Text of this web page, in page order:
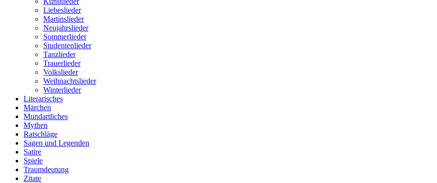
Liebeslieder
Martinslieder
Neujahrslieder
Sommerlieder
Studentenlieder
Tanzlieder
Trauerlieder
Volkslieder
Weihnachtslieder
Winterlieder
Literarisches
Märchen
Mundartliches
Mythen
Ratschläge
Sagen und Legenden
Satire
Spiele
Traumdeutung
Zitate